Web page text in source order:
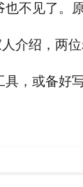
不见了。
介绍，两
，或备好